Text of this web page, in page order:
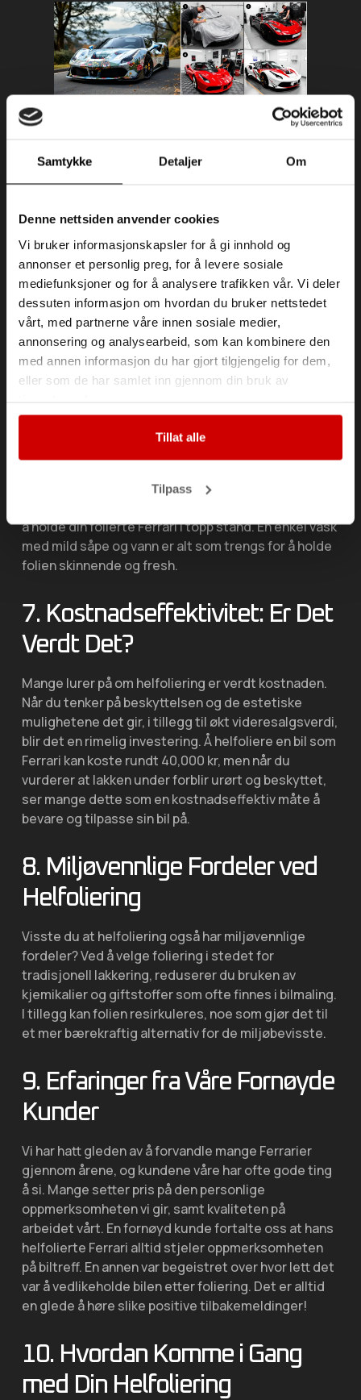
Samtykke Detaljer Om
Denne nettsiden anvender cookies
Vi bruker informasjonskapsler for å gi innhold og
annonser et personlig preg, for å levere sosiale
mediefunksjoner og for å analysere trafikken vår. Vi deler
dessuten informasjon om hvordan du bruker nettstedet
vårt, med partnerne våre innen sosiale medier,
annonsering og analysearbeid, som kan kombinere den
med annen informasjon du har gjort tilgjengelig for dem,
eller som de har samlet inn gjennom din bruk av
Tillat alle
Tilpass
6. Beskyttelse og Vedlikehold
av Din Ferrari
En annen fantastisk fordel med helfoliering er
beskyttelsen den gir, spesielt for en bil som Ferrari.
hvis du ofte kjører på motorveier eller parkerer
å holde din folierte Ferrari i topp stand. En enkel vask
med mild såpe og vann er alt som trengs for å holde
folien skinnende og fresh.
7. Kostnadseffektivitet: Er Det
Verdt Det?
Mange lurer på om helfoliering er verdt kostnaden.
Når du tenker på beskyttelsen og de estetiske
mulighetene det gir, i tillegg til økt videresalgsverdi,
blir det en rimelig investering. Å helfoliere en bil som
Ferrari kan koste rundt 40,000 kr, men når du
vurderer at lakken under forblir urørt og beskyttet,
ser mange dette som en kostnadseffektiv måte å
bevare og tilpasse sin bil på.
8. Miljøvennlige Fordeler ved
Helfoliering
Visste du at helfoliering også har miljøvennlige
fordeler? Ved å velge foliering i stedet for
tradisjonell lakkering, reduserer du bruken av
kjemikalier og giftstoffer som ofte finnes i bilmaling.
I tillegg kan folien resirkuleres, noe som gjør det til
et mer bærekraftig alternativ for de miljøbevisste.
9. Erfaringer fra Våre Fornøyde
Kunder
Vi har hatt gleden av å forvandle mange Ferrarier
gjennom årene, og kundene våre har ofte gode ting
å si. Mange setter pris på den personlige
oppmerksomheten vi gir, samt kvaliteten på
arbeidet vårt. En fornøyd kunde fortalte oss at hans
helfolierte Ferrari alltid stjeler oppmerksomheten
på biltreff. En annen var begeistret over hvor lett det
var å vedlikeholde bilen etter foliering. Det er alltid
en glede å høre slike positive tilbakemeldinger!
10. Hvordan Komme i Gang
med Din Helfoliering